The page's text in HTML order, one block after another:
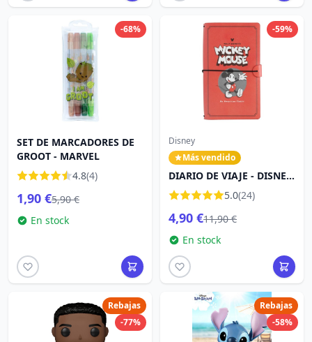
-68%
SET DE MARCADORES DE
GROOT - MARVEL
4.8(4)
1,90 €5,90 €
En stock
-59%
Disney
Más vendido
DIARIO DE VIAJE - DISNEY
MICKEY CLÁSICO
5.0(24)
4,90 €11,90 €
En stock
Rebajas
-77%
Rebajas
-58%